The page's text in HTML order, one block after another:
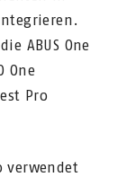
ABUS One
One
Pro
verwendet